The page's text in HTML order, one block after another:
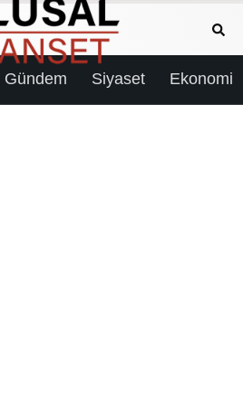
Gündem Siyaset Ekonomi